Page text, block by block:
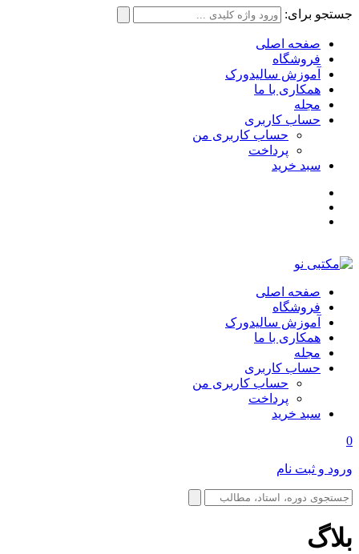
جستجو برای:
صفحه اصلی
فروشگاه
آموزش سالیدورک
همکاری با ما
مجله
حساب کاربری
حساب کاربری من
پرداخت
سبد خرید
صفحه اصلی
فروشگاه
آموزش سالیدورک
همکاری با ما
مجله
حساب کاربری
حساب کاربری من
پرداخت
سبد خرید
0
ورود و ثبت نام
بلاگ